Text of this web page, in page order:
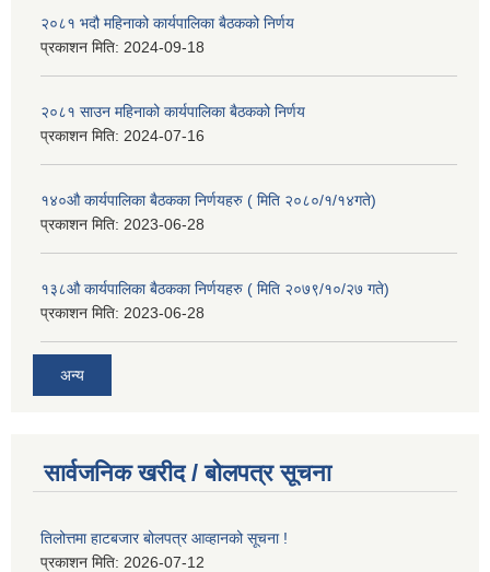
२०८१ भदौ महिनाको कार्यपालिका बैठकको निर्णय
प्रकाशन मिति: 2024-09-18
२०८१ साउन महिनाको कार्यपालिका बैठकको निर्णय
प्रकाशन मिति: 2024-07-16
१४०औ कार्यपालिका बैठकका निर्णयहरु ( मिति २०८०/१/१४गते)
प्रकाशन मिति: 2023-06-28
१३८औ कार्यपालिका बैठकका निर्णयहरु ( मिति २०७९/१०/२७ गते)
प्रकाशन मिति: 2023-06-28
अन्य
सार्वजनिक खरीद / बोलपत्र सूचना
तिलोत्तमा हाटबजार बोलपत्र आव्हानको सूचना !
प्रकाशन मिति: 2026-07-12